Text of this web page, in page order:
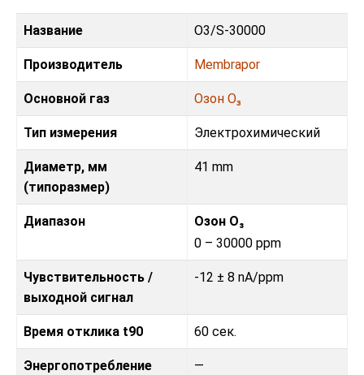
Название O3/S-30000
Производитель Membrapor
Основной газ Озон O₃
Тип измерения Электрохимический
Диаметр, мм
(типоразмер)
41 mm
Диапазон
Озон O₃
0 – 30000 ppm
Чувствительность /
выходной сигнал
-12 ± 8 nA/ppm
Время отклика t90 60 сек.
Энергопотребление —